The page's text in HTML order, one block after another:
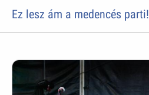
Ez lesz ám a medencés parti!